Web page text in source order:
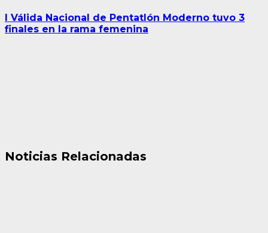
I Válida Nacional de Pentatlón Moderno tuvo 3
finales en la rama femenina
Noticias Relacionadas